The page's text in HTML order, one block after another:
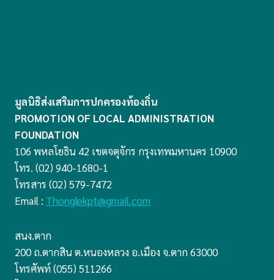
มูลนิธิส่งเสริมการปกครองท้องถิ่น
PROMOTION OF LOCAL ADMINISTRATION
FOUNDATION
106 พหลโยธิน 42 เขตจตุจักร กรุงเทพมหานคร 10900
โทร. (02) 940-1680-1
โทรสาร (02) 579-7472
Email : Thonglekpt@gmail.com
สนง.ตาก
200 ถ.ตากสิน ต.หนองหลวง อ.เมือง จ.ตาก 63000
โทรศัพท์ (055) 511266